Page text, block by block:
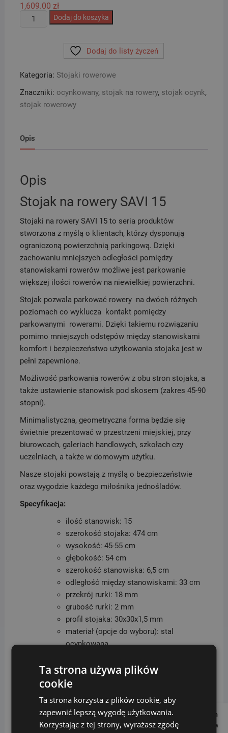
1,609.00 zł
ilość
15
Dodaj do koszyka
Dodaj do listy życzeń
Kategoria: Stojaki rowerowe
Znaczniki: ocynkowany, stojak na rowery, stojak ocynk,
stojak rowerowy
Opis
Opis
Stojak na rowery SAVI 15
Stojaki na rowery SAVI 15 to seria produktów
stworzona z myślą o klientach, którzy dysponują
ograniczoną powierzchnią parkingową. Dzięki
zachowaniu mniejszych odległości pomiędzy
stanowiskami rowerów możliwe jest parkowanie
większej ilości rowerów na niewielkiej powierzchni.
Stojak pozwala parkować rowery na dwóch różnych
poziomach co wyklucza kontakt pomiędzy
parkowanymi rowerami. Dzięki takiemu rozwiązaniu
pomimo mniejszych odstępów między stanowiskami
komfort i bezpieczeństwo użytkowania stojaka jest w
pełni zapewnione.
Możliwość parkowania rowerów z obu stron stojaka, a
także ustawienie stanowisk pod skosem (zakres 45-90
stopni).
Minimalistyczna, geometryczna forma będzie się
świetnie prezentować w przestrzeni miejskiej, przy
biurowcach, galeriach handlowych, szkołach czy
uczelniach, a także w domowym użytku.
Nasze stojaki powstają z myślą o bezpieczeństwie
oraz wygodzie każdego miłośnika jednośladów.
Specyfikacja:
ilość stanowisk: 15
szerokość stojaka: 474 cm
wysokość: 45-55 cm
głębokość: 54 cm
szerokość stanowiska: 6,5 cm
odległość między stanowiskami: 33 cm
przekrój rurki: 18 mm
grubość rurki: 2 mm
profil stojaka: 30x30x1,5 mm
materiał (opcje do wyboru): stal
ocynkowana.
40°)
sposób parkowania: jednostronnie
metoda 40 kg
Follow us on
Social Media
Ta strona używa plików
cookie
Ta strona korzysta z plików cookie, aby
zapewnić lepszą wygodę użytkowania.
Korzystając z tej strony, wyrażasz zgodę